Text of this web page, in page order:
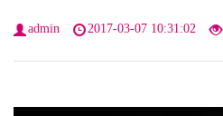
admin 2017-03-07 10:31:02